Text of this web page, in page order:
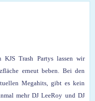
KJS Trash Partys lassen wir
erneut beben. Bei den
Megahits, gibt es kein
mehr DJ LeeRoy und DJ